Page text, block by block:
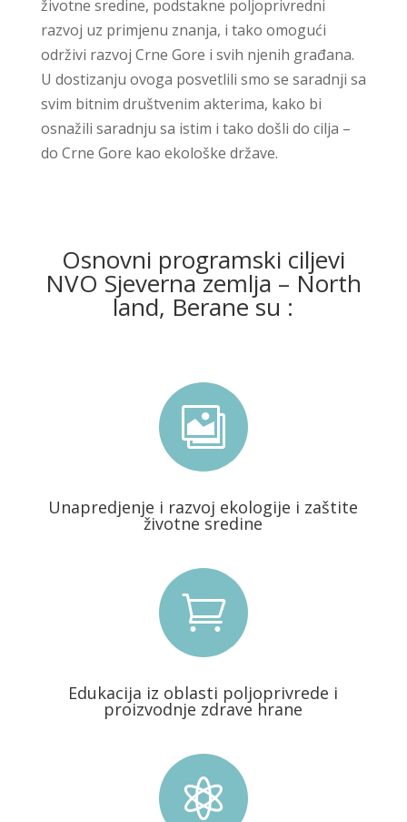
životne sredine, podstakne poljoprivredni
razvoj uz primjenu znanja, i tako omogući
održivi razvoj Crne Gore i svih njenih građana.
U dostizanju ovoga posvetlili smo se saradnji sa
svim bitnim društvenim akterima, kako bi
osnažili saradnju sa istim i tako došli do cilja –
do Crne Gore kao ekološke države.
Osnovni programski ciljevi
NVO Sjeverna zemlja – North
land, Berane su :

Unapredjenje i razvoj ekologije i zaštite
životne sredine

Edukacija iz oblasti poljoprivrede i
proizvodnje zdrave hrane
